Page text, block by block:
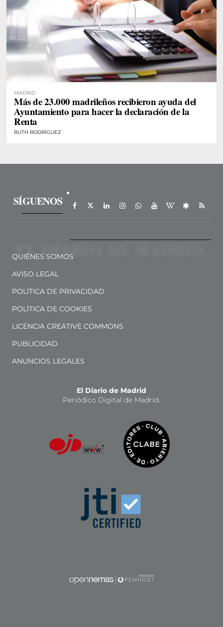
MADRID
Más de 23.000 madrileños recibieron ayuda del
Ayuntamiento para hacer la declaración de la
Renta
RUTH RODRÍGUEZ
SÍGUENOS
QUIÉNES SOMOS
AVISO LEGAL
POLÍTICA DE PRIVACIDAD
POLÍTICA DE COOKIES
LICENCIA CREATIVE COMMONS
PUBLICIDAD
ANUNCIOS LEGALES
El Diario de Madrid
Periódico Digital de Madrid.